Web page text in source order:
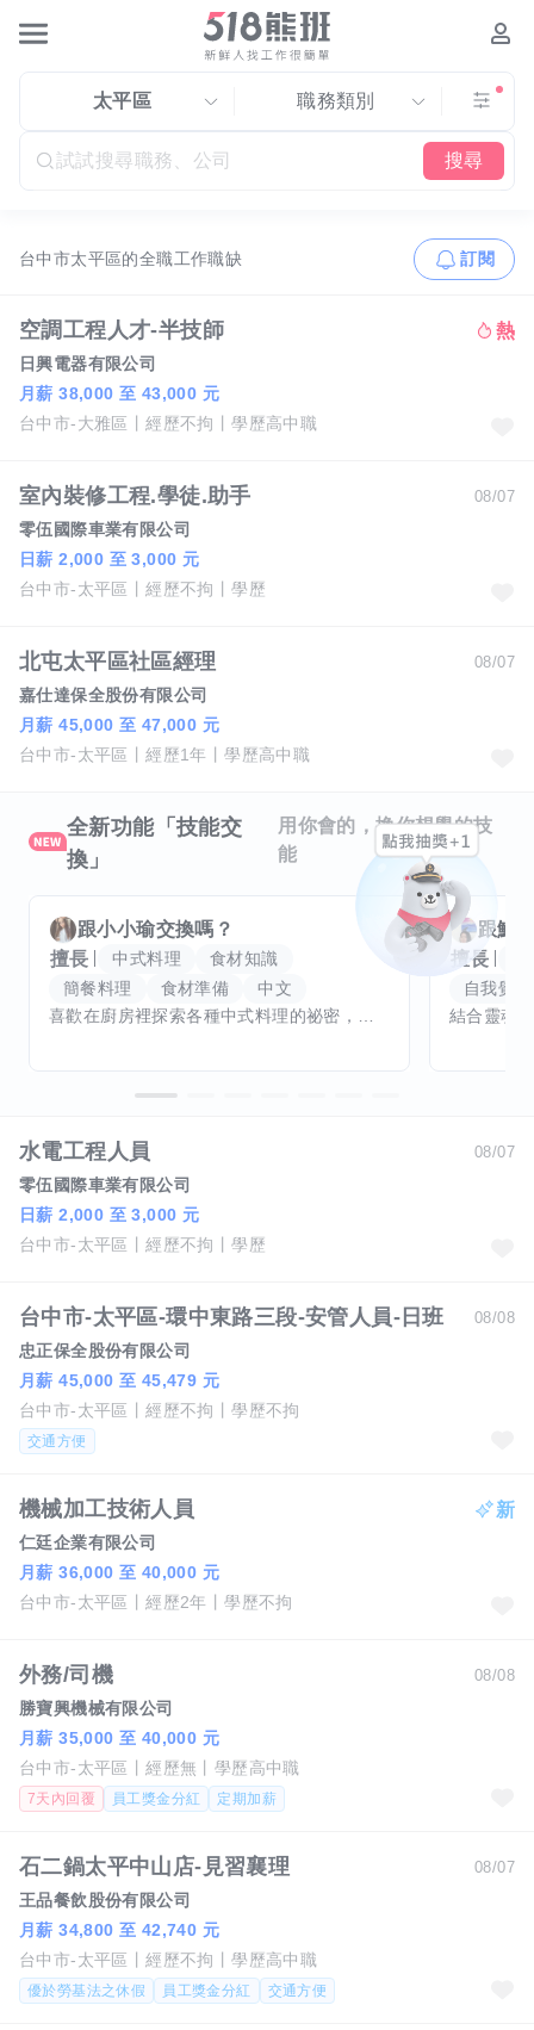
太平區 職務類別
搜尋
台中市太平區的全職工作職缺 訂閱
空調工程人才-半技師
日興電器有限公司
月薪 38,000 至 43,000 元
台中市-大雅區
經歷不拘 學歷高中職
08/07
室內裝修工程.學徒.助手
零伍國際車業有限公司
日薪 2,000 至 3,000 元
台中市-太平區
經歷不拘 學歷
08/07
北屯太平區社區經理
嘉仕達保全股份有限公司
月薪 45,000 至 47,000 元
台中市-太平區
經歷1年 學歷高中職
全新功能「技能交
換」
用你會的，換你想學的技
能
跟小小瑜交換嗎？
擅長
中式料理
食材知識
簡餐料理
食材準備
中文
跟魟
擅長
自我覺察
08/07
水電工程人員
零伍國際車業有限公司
日薪 2,000 至 3,000 元
台中市-太平區
經歷不拘 學歷
08/08
台中市-太平區-環中東路三段-安管人員-日班
忠正保全股份有限公司
月薪 45,000 至 45,479 元
台中市-太平區
經歷不拘 學歷不拘
交通方便
機械加工技術人員
仁廷企業有限公司
月薪 36,000 至 40,000 元
台中市-太平區
經歷2年 學歷不拘
08/08
外務/司機
勝寶興機械有限公司
月薪 35,000 至 40,000 元
台中市-太平區
經歷無 學歷高中職
7天內回覆 員工獎金分紅 定期加薪
08/07
石二鍋太平中山店-見習襄理
王品餐飲股份有限公司
月薪 34,800 至 42,740 元
台中市-太平區
經歷不拘 學歷高中職
優於勞基法之休假 員工獎金分紅 交通方便